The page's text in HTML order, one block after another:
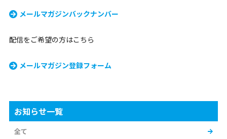
メールマガジンバックナンバー
配信をご希望の方はこちら
メールマガジン登録フォーム
お知らせ一覧
全て